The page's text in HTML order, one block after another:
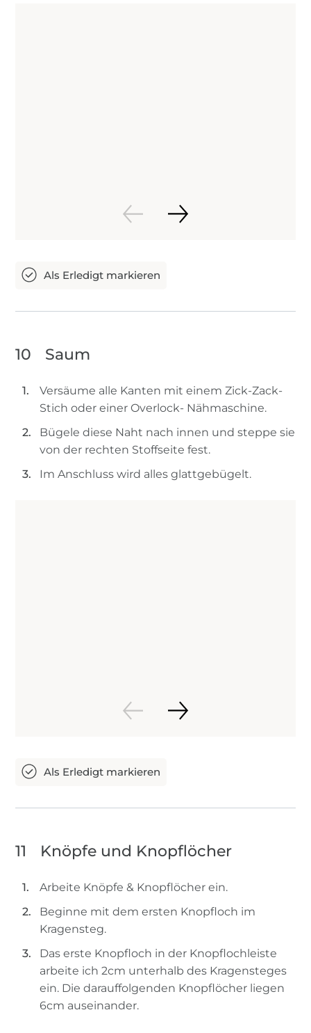
10 Saum
Versäume alle Kanten mit einem Zick-Zack-
Stich oder einer Overlock- Nähmaschine.
Bügele diese Naht nach innen und steppe sie
von der rechten Stoffseite fest.
Im Anschluss wird alles glattgebügelt.
11 Knöpfe und Knopflöcher
Arbeite Knöpfe & Knopflöcher ein.
Beginne mit dem ersten Knopfloch im
Kragensteg.
Das erste Knopfloch in der Knopflochleiste
arbeite ich 2cm unterhalb des Kragensteges
ein. Die darauffolgenden Knopflöcher liegen
6cm auseinander.